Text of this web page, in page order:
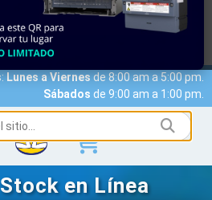
A CLIENTES
SERVICIOS
Lunes a Viernesde 8:00 am a 5:00 pm.
Sábados de 9:00 am a 1:00 pm.
en Línea